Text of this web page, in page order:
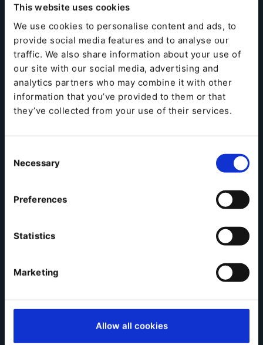
This website uses cookies
We use cookies to personalise content and ads, to
provide social media features and to analyse our
traffic. We also share information about your use of
our site with our social media, advertising and
analytics partners who may combine it with other
information that you’ve provided to them or that
they’ve collected from your use of their services.
Selection
Necessary
Preferences
Statistics
Marketing
Allow all cookies
digitalisieren Sie komplexe
Prozesse
Digital versierte B2B-Einkäufer ziehen es vor, sich so
lange wie möglich online über Produkte, Preise und
Anbieter zu informieren, ohne sich von einem
persönlichen Treffen mit einem Vertriebsmitarbeiter
ablenken zu lassen. Das bedeutet, dass Sie nicht mehr
viele. Laut McKinsey nutzen B2B-Einkäufer während
der Entscheidungsfindung heute in der Regel 10
verschiedene Kanäle – bis vor einigen Jahren waren es
Der neue, nicht-lineare B2B-Einkaufsprozess über
bezeichnet. Eine Schleife hat keinen Anfang und kein
Ende – genau wie der B2B-Einkaufsprozess nicht in
aufgegeben wird. Dabei steht der B2B-Anbieter vor
einer doppelten Herausforderung: Er muss in jeder
Phase dieses unterbrochenen Einkaufsprozesses
relevant sein und muss seine Kunden beim Kauf